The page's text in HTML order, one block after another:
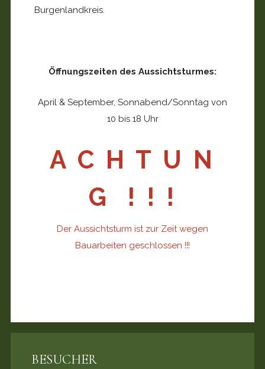
Burgenlandkreis.
Öffnungszeiten des Aussichtsturmes:
April & September, Sonnabend/Sonntag von
10 bis 18 Uhr
A C H T U N
G ! ! !
Der Aussichtsturm ist zur Zeit wegen
Bauarbeiten geschlossen !!!
BESUCHER